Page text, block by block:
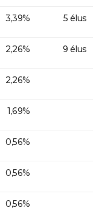
3,39% 5 élus
2,26% 9 élus
2,26%
1,69%
0,56%
0,56%
0,56%